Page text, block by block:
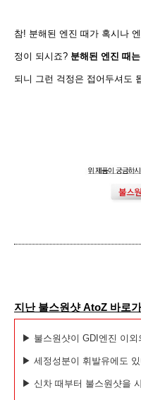
참! 분해된 엔진 때가 혹시나
정이 되시죠? 분해된 엔진 때
되니 그런 걱정은 접어두셔도
지난 불스원샷 AtoZ 바로가
▶ 불스원샷이 GDI엔진 이
▶ 세정성분이 휘발유에도
▶ 신차 때부터 불스원샷을